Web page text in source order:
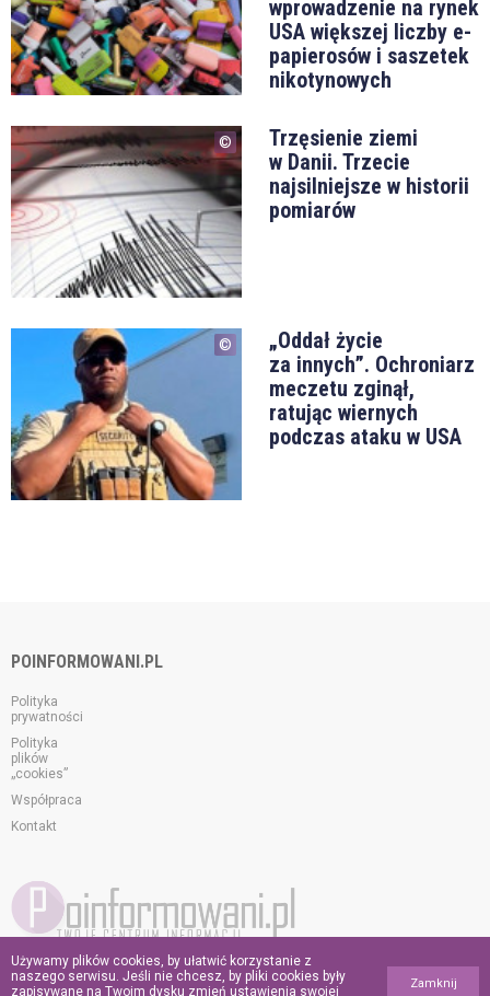
wprowadzenie na rynek
USA większej liczby e-
papierosów i saszetek
nikotynowych
Trzęsienie ziemi
w Danii. Trzecie
najsilniejsze w historii
pomiarów
„Oddał życie
za innych”. Ochroniarz
meczetu zginął,
ratując wiernych
podczas ataku w USA
POINFORMOWANI.PL
Polityka
prywatności
Polityka
plików
„cookies”
Współpraca
Kontakt
© 2026 poinformowani.pl.
Wszelkie prawa zastrzeżone.
Używamy plików cookies, by ułatwić korzystanie z
naszego serwisu. Jeśli nie chcesz, by pliki cookies były
zapisywane na Twoim dysku zmień ustawienia swojej
Zamknij